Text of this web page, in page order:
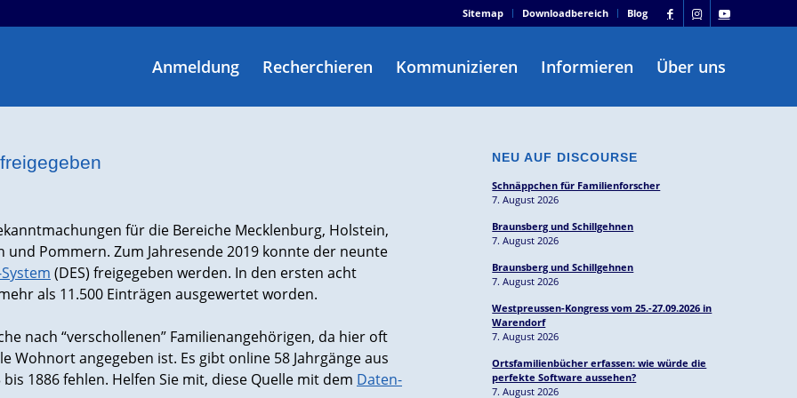
Sitemap Downloadbereich Blog
Anmeldung Recherchieren Kommunizieren Informieren Über uns
für die Bereiche Mecklenburg, Holstein,
Pommern. Zum Jahresende 2019 konnte der neunte
(DES) freigegeben werden. In den ersten acht
als 11.500 Einträgen ausgewertet worden.
nach “verschollenen” Familienangehörigen, da hier oft
angegeben ist. Es gibt online 58 Jahrgänge aus
1886 fehlen. Helfen Sie mit, diese Quelle mit dem Daten-
NEU AUF DISCOURSE
Schnäppchen für Familienforscher
7. August 2026
Braunsberg und Schillgehnen
7. August 2026
Braunsberg und Schillgehnen
7. August 2026
Westpreussen-Kongress vom 25.-27.09.2026 in
Warendorf
7. August 2026
Ortsfamilienbücher erfassen: wie würde die
perfekte Software aussehen?
7. August 2026